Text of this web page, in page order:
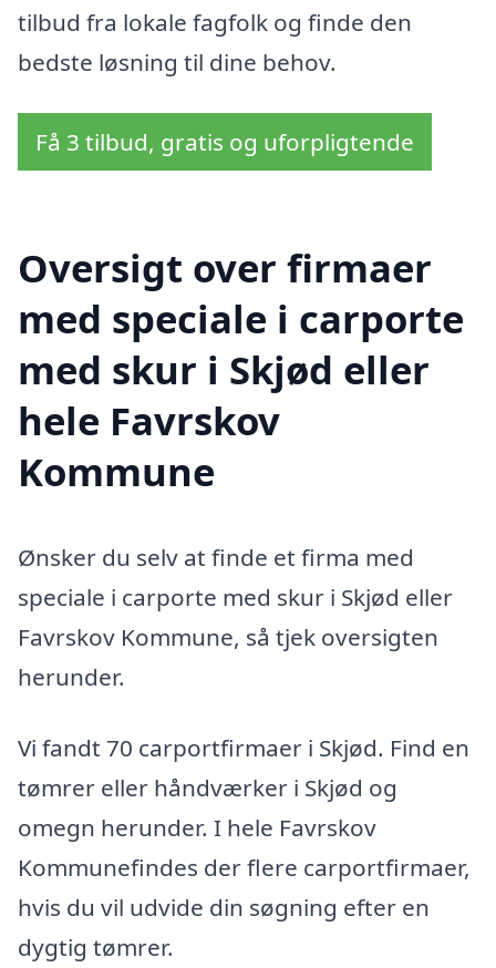
tilbud fra lokale fagfolk og finde den
bedste løsning til dine behov.
Få 3 tilbud, gratis og uforpligtende
Oversigt over firmaer
med speciale i carporte
med skur i Skjød eller
hele Favrskov
Kommune
Ønsker du selv at finde et firma med
speciale i carporte med skur i Skjød eller
Favrskov Kommune, så tjek oversigten
herunder.
Vi fandt 70 carportfirmaer i Skjød. Find en
tømrer eller håndværker i Skjød og
omegn herunder. I hele Favrskov
Kommunefindes der flere carportfirmaer,
hvis du vil udvide din søgning efter en
dygtig tømrer.